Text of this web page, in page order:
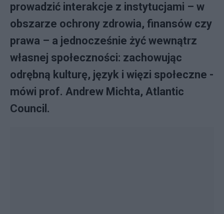
prowadzić interakcje z instytucjami – w
obszarze ochrony zdrowia, finansów czy
prawa – a jednocześnie żyć wewnątrz
własnej społeczności: zachowując
odrębną kulturę, język i więzi społeczne -
mówi prof. Andrew Michta, Atlantic
Council.